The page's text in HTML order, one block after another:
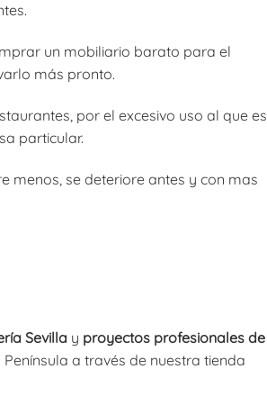
un mobiliario barato para el
más pronto.
por el excesivo uso al que es
particular.
menos, se deteriore antes y con mas
Sevilla y proyectos profesionales de
a través de nuestra tienda